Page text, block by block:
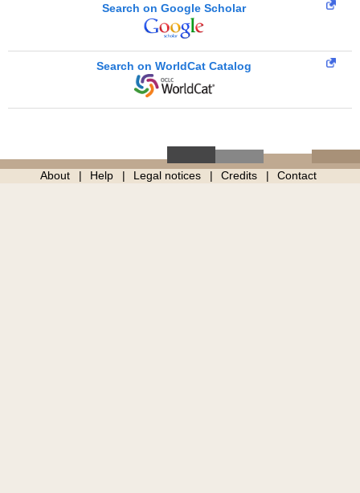
Search on Google Scholar
Search on WorldCat Catalog
About Help Legal notices Credits Contact